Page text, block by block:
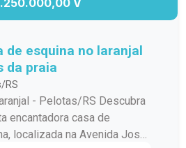
V
de esquina no laranjal
da praia
RS
- Pelotas/RS Descubra
encantadora casa de
localizada na Avenida José